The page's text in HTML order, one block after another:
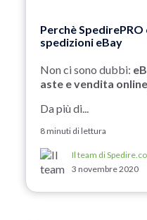
Perchè
spedizioni eBay
Non ci sono dubbi:
aste e vendita
Da più di...
8 minuti di lettura
Il team di
3 novembre 2020